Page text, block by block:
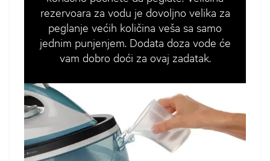
rezervoara za vodu je dovoljno velika za
peglanje većih količina veša sa samo
jednim punjenjem. Dodata doza vode će
vam dobro doći za ovaj zadatak.